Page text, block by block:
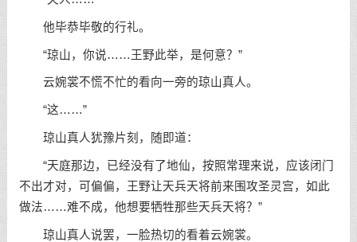
他毕恭毕敬的行礼。
“琼山，你说……王野此举，是何意？”
云婉裳不慌不忙的看向一旁的琼山真人。
“这……”
琼山真人犹豫片刻，随即道：
“天庭那边，已经没有了地仙，按照常理来说，应该闭门
不出才对，可偏偏，王野让天兵天将前来围攻圣灵宫，如此
做法……难不成，他想要牺牲那些天兵天将？”
琼山真人说罢，一脸热切的看着云婉裳。